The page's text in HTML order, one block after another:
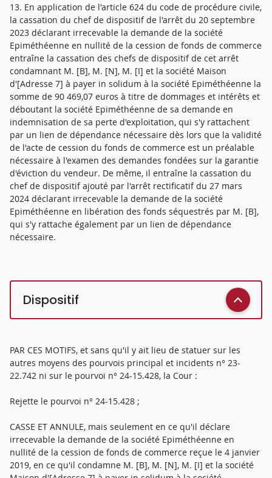
13. En application de l'article 624 du code de procédure civile,
la cassation du chef de dispositif de l'arrêt du 20 septembre
2023 déclarant irrecevable la demande de la société
Epiméthéenne en nullité de la cession de fonds de commerce
entraîne la cassation des chefs de dispositif de cet arrêt
condamnant M. [B], M. [N], M. [I] et la société Maison
d'[Adresse 7] à payer in solidum à la société Epiméthéenne la
somme de 90 469,07 euros à titre de dommages et intérêts et
déboutant la société Epiméthéenne de sa demande en
indemnisation de sa perte d'exploitation, qui s'y rattachent
par un lien de dépendance nécessaire dès lors que la validité
de l'acte de cession du fonds de commerce est un préalable
nécessaire à l'examen des demandes fondées sur la garantie
d'éviction du vendeur. De même, il entraîne la cassation du
chef de dispositif ajouté par l'arrêt rectificatif du 27 mars
2024 déclarant irrecevable la demande de la société
Epiméthéenne en libération des fonds séquestrés par M. [B],
qui s'y rattache également par un lien de dépendance
nécessaire.
Dispositif
PAR CES MOTIFS, et sans qu'il y ait lieu de statuer sur les
autres moyens des pourvois principal et incidents n° 23-
22.742 ni sur le pourvoi n° 24-15.428, la Cour :
Rejette le pourvoi n° 24-15.428 ;
CASSE ET ANNULE, mais seulement en ce qu'il déclare
irrecevable la demande de la société Epiméthéenne en
nullité de la cession de fonds de commerce reçue le 4 janvier
2019, en ce qu'il condamne M. [B], M. [N], M. [I] et la société